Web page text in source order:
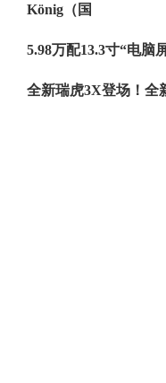
König（国
5.98万配13.3寸“电脑
全新瑞虎3X登场！全